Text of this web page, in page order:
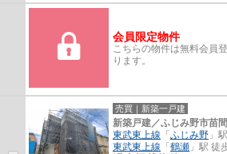
がついた物件です。ニーズの高い設備である
会員限定物件
こちらの物件は無料会員
ります。
売買｜新築一戸建
新築戸建／ふじみ野市苗間
東武東上線 「 ふじみ野 」
東武東上線 「 鶴瀬 」駅 徒